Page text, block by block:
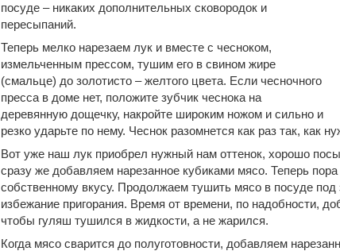
посуде – никаких дополнительных сковородок и
пересыпаний.
Теперь мелко нарезаем лук и вместе с чесноком,
измельченным прессом, тушим его в свином жире
(смальце) до золотисто – желтого цвета. Если чесночного
пресса в доме нет, положите зубчик чеснока на
деревянную дощечку, накройте широким ножом и сильно и
резко ударьте по нему. Чеснок разомнется как раз так, как
Вот уже наш лук приобрел нужный нам оттенок, хорошо
сразу же добавляем нарезанное кубиками мясо. Теперь
собственному вкусу. Продолжаем тушить мясо в посуде
избежание пригорания. Время от времени, по надобности,
чтобы гуляш тушился в жидкости, а не жарился.
Когда мясо сварится до полуготовности, добавляем